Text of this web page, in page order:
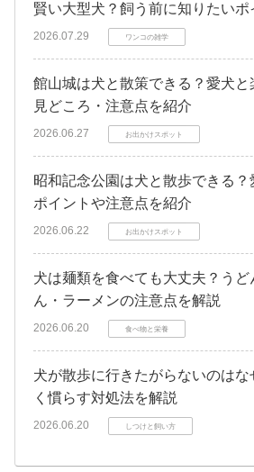
賢い大型犬？飼う前に知りたいポ
2026.07.29 ワンコの雑学
館山城は犬と散策できる？愛犬
見どころ・注意点を紹介
2026.06.27 お出かけスポット
昭和記念公園は犬と散歩できる
ポイントや注意点を紹介
2026.06.22 お出かけスポット
犬は麺類を食べても大丈夫？う
ん・ラーメンの注意点を解説
2026.06.20 食べ物と栄養
犬が散歩に行きたがらないのは
く慣らす対処法を解説
2026.06.20 しつけと飼い方